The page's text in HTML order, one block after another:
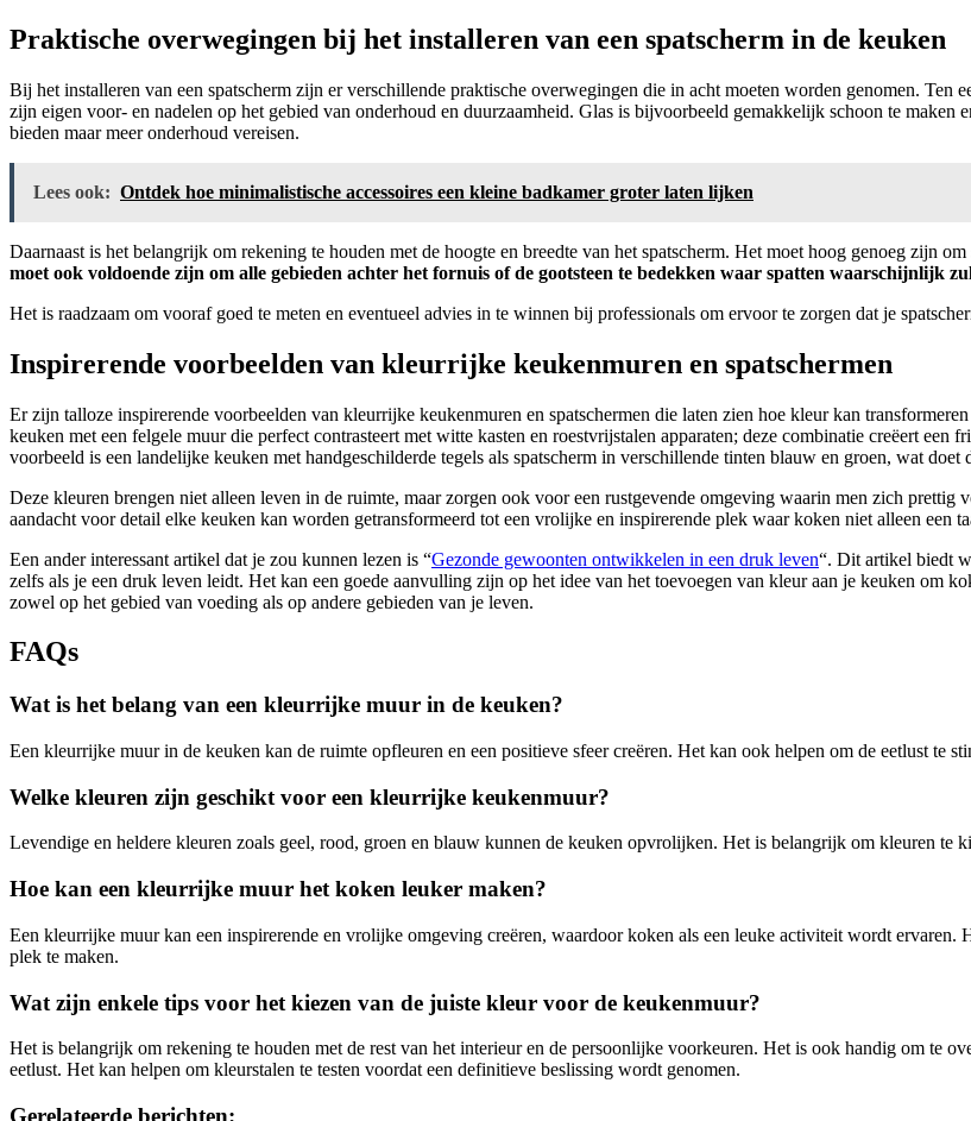
Praktische overwegingen bij het installeren van een spatscherm in de keuken
Bij het installeren van een spatscherm zijn er verschillende praktische overwegingen die in acht moeten worden genomen. Ten
zijn eigen voor- en nadelen op het gebied van onderhoud en duurzaamheid. Glas is bijvoorbeeld gemakkelijk schoon te
bieden maar meer onderhoud vereisen.
Lees ook: Ontdek hoe minimalistische accessoires een kleine badkamer groter laten lijken
Daarnaast is het belangrijk om rekening te houden met de hoogte en breedte van het spatscherm. Het moet hoog genoeg zijn
moet ook voldoende zijn om alle gebieden achter het fornuis of de gootsteen te bedekken waar spatten waarschijnlijk
Het is raadzaam om vooraf goed te meten en eventueel advies in te winnen bij professionals om ervoor te zorgen dat je
Inspirerende voorbeelden van kleurrijke keukenmuren en spatschermen
Er zijn talloze inspirerende voorbeelden van kleurrijke keukenmuren en spatschermen die laten zien hoe kleur kan
keuken met een felgele muur die perfect contrasteert met witte kasten en roestvrijstalen apparaten; deze combinatie creëert een
voorbeeld is een landelijke keuken met handgeschilderde tegels als spatscherm in verschillende tinten blauw en groen, wat doet
Deze kleuren brengen niet alleen leven in de ruimte, maar zorgen ook voor een rustgevende omgeving waarin men zich
aandacht voor detail elke keuken kan worden getransformeerd tot een vrolijke en inspirerende plek waar koken niet alleen een
Een ander interessant artikel dat je zou kunnen lezen is “Gezonde gewoonten ontwikkelen in een druk leven“. Dit artikel biedt
zelfs als je een druk leven leidt. Het kan een goede aanvulling zijn op het idee van het toevoegen van kleur aan je keuken om
zowel op het gebied van voeding als op andere gebieden van je leven.
FAQs
Wat is het belang van een kleurrijke muur in de keuken?
Een kleurrijke muur in de keuken kan de ruimte opfleuren en een positieve sfeer creëren. Het kan ook helpen om de eetlust te
Welke kleuren zijn geschikt voor een kleurrijke keukenmuur?
Levendige en heldere kleuren zoals geel, rood, groen en blauw kunnen de keuken opvrolijken. Het is belangrijk om kleuren te
Hoe kan een kleurrijke muur het koken leuker maken?
Een kleurrijke muur kan een inspirerende en vrolijke omgeving creëren, waardoor koken als een leuke activiteit wordt
plek te maken.
Wat zijn enkele tips voor het kiezen van de juiste kleur voor de keukenmuur?
Het is belangrijk om rekening te houden met de rest van het interieur en de persoonlijke voorkeuren. Het is ook handig om te
eetlust. Het kan helpen om kleurstalen te testen voordat een definitieve beslissing wordt genomen.
Gerelateerde berichten: